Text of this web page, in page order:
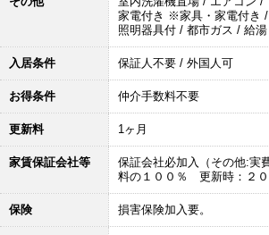
家電付き ※家具・家電付き
照明器具付 / 都市ガス / 給
入居条件 保証人不要 / 外国人可
お得条件 仲介手数料不要
更新料 1ヶ月
家賃保証会社等
保証会社必加入（その他:実
料の１００％ 更新時：２
保険 損害保険加入要。